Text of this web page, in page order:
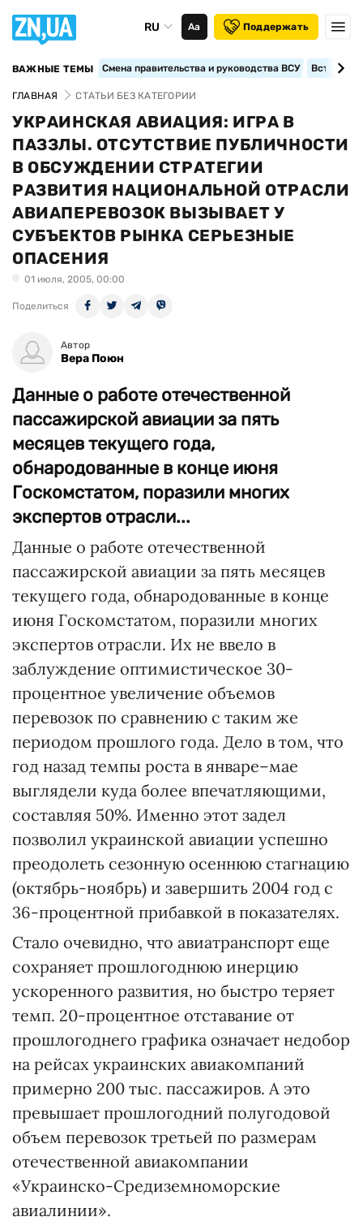
RU Аа Поддержать
ВАЖНЫЕ ТЕМЫ Смена правительства и руководства ВСУ
ГЛАВНАЯ СТАТЬИ БЕЗ КАТЕГОРИИ
УКРАИНСКАЯ АВИАЦИЯ: ИГРА В
ПАЗЗЛЫ. ОТСУТСТВИЕ ПУБЛИЧНОСТИ
В ОБСУЖДЕНИИ СТРАТЕГИИ
РАЗВИТИЯ НАЦИОНАЛЬНОЙ ОТРАСЛИ
АВИАПЕРЕВОЗОК ВЫЗЫВАЕТ У
СУБЪЕКТОВ РЫНКА СЕРЬЕЗНЫЕ
ОПАСЕНИЯ
01 июля, 2005, 00:00
Поделиться
Автор
Вера Поюн
Данные о работе отечественной
пассажирской авиации за пять
месяцев текущего года,
обнародованные в конце июня
Госкомстатом, поразили многих
экспертов отрасли...
Данные о работе отечественной
пассажирской авиации за пять месяцев
текущего года, обнародованные в конце
июня Госкомстатом, поразили многих
экспертов отрасли. Их не ввело в
заблуждение оптимистическое 30-
процентное увеличение объемов
перевозок по сравнению с таким же
периодом прошлого года. Дело в том, что
год назад темпы роста в январе–мае
выглядели куда более впечатляющими,
составляя 50%. Именно этот задел
позволил украинской авиации успешно
преодолеть сезонную осеннюю стагнацию
(октябрь-ноябрь) и завершить 2004 год с
36-процентной прибавкой в показателях.
Стало очевидно, что авиатранспорт еще
сохраняет прошлогоднюю инерцию
ускоренного развития, но быстро теряет
темп. 20-процентное отставание от
прошлогоднего графика означает недобор
на рейсах украинских авиакомпаний
примерно 200 тыс. пассажиров. А это
превышает прошлогодний полугодовой
объем перевозок третьей по размерам
отечественной авиакомпании
«Украинско-Средиземноморские
авиалинии».